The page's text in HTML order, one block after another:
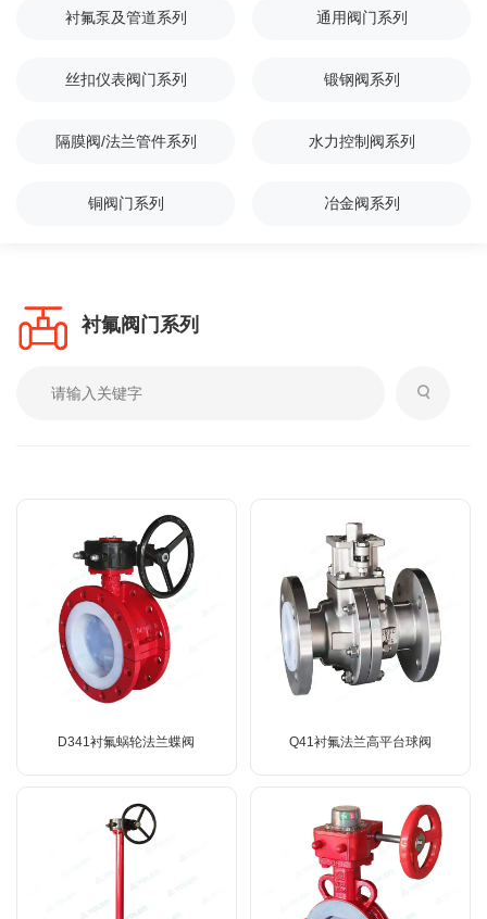
衬氟泵及管道系列 通用阀门系列
丝扣仪表阀门系列 锻钢阀系列
隔膜阀/法兰管件系列 水力控制阀系列
铜阀门系列 冶金阀系列
衬氟阀门系列
D341衬氟蜗轮法兰蝶阀 Q41衬氟法兰高平台球阀